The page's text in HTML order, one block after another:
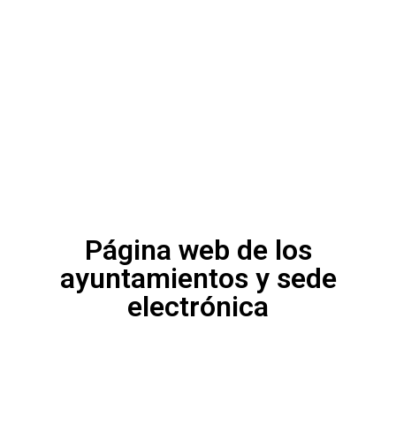
Página web de los
ayuntamientos y sede
electrónica